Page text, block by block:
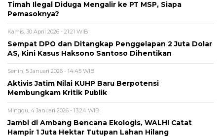
Timah Ilegal Diduga Mengalir ke PT MSP, Siapa
Pemasoknya?
Kamis, 30 April 2026 - 21:21 WIB
Sempat DPO dan Ditangkap Penggelapan 2 Juta Dolar
AS, Kini Kasus Haksono Santoso Dihentikan
Senin, 5 Januari 2026 - 14:45 WIB
Aktivis Jatim Nilai KUHP Baru Berpotensi
Membungkam Kritik Publik
Minggu, 4 Januari 2026 - 13:24 WIB
Jambi di Ambang Bencana Ekologis, WALHI Catat
Hampir 1 Juta Hektar Tutupan Lahan Hilang